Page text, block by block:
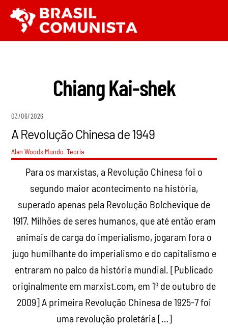
para
o
Chiang Kai-shek
03/06/2026
A Revolução Chinesa de 1949
Alan Woods Mundo ,Teoria
Para os marxistas, a Revolução Chinesa foi o
segundo maior acontecimento na história,
superado apenas pela Revolução Bolchevique de
1917. Milhões de seres humanos, que até então eram
animais de carga do imperialismo, jogaram fora o
jugo humilhante do imperialismo e do capitalismo e
entraram no palco da história mundial. [Publicado
originalmente em marxist.com, em 1º de outubro de
2009] A primeira Revolução Chinesa de 1925-7 foi
uma revolução proletária […]